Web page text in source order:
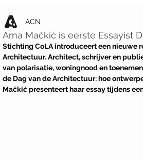
Arna Mačkić is eerste Essayist
ACN
Stichting CoLA introduceert een nieuwe
Architectuur. Architect, schrijver en
van polarisatie, woningnood en
de Dag van de Architectuur: hoe
Mačkić presenteert haar essay tijdens